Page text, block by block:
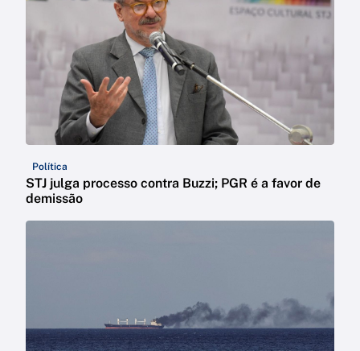
Política
STJ julga processo contra Buzzi; PGR é a favor de
demissão